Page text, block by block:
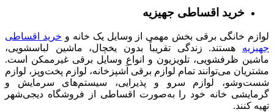
خرید اقساطی جهیزیه
لوازم خانگی برقی بخش مهمی از وسایل یک خانه و خرید اقساطی
جهیزیه
هستند. زندگی تقریباً بدون یخچال، ماشین لباسشویی،
ماشین ظرفشویی، تلویزیون و انواع وسایل برقی غیرممکن است.
مشتریان می‌توانند تمام لوازم برقی آشپزخانه، لوازم پخت‌وپز، لوازم
شست‌وشو، لوازم سرو و پذیرایی، سیستم‌های سرمایش و
گرمایشی خانه خود را به‌صورت اقساطی از فروشگاه دیجی‌شهر
تهیه کنند.